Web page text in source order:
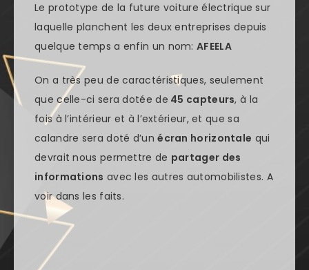
Le prototype de la future voiture électrique sur
laquelle planchent les deux entreprises depuis
quelque temps a enfin un nom:AFEELA
On a très peu de caractéristiques, seulement
que celle-ci sera dotée de 45 capteurs, à la
fois à l’intérieur et à l’extérieur, et que sa
calandre sera doté d’unécran horizontale qui
devrait nous permettre de partager des
informations avec les autres automobilistes. A
voir dans les faits.